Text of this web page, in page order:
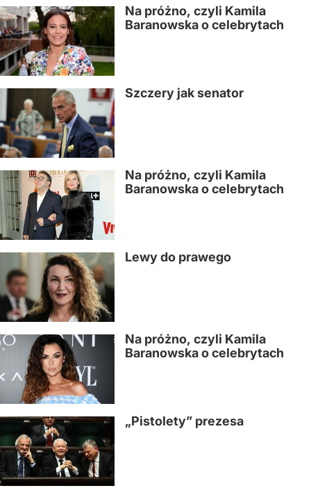
Na próżno, czyli Kamila
Baranowska o celebrytach
Szczery jak senator
Na próżno, czyli Kamila
Baranowska o celebrytach
Lewy do prawego
Na próżno, czyli Kamila
Baranowska o celebrytach
„Pistolety” prezesa